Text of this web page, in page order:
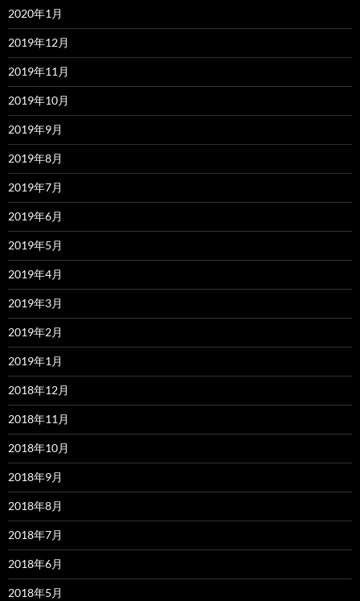
2020年1月
2019年12月
2019年11月
2019年10月
2019年9月
2019年8月
2019年7月
2019年6月
2019年5月
2019年4月
2019年3月
2019年2月
2019年1月
2018年12月
2018年11月
2018年10月
2018年9月
2018年8月
2018年7月
2018年6月
2018年5月